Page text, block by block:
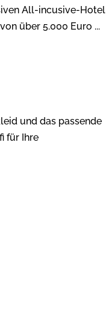
All-incusive-Hotel
über 5.000 Euro ...
und das passende
für Ihre